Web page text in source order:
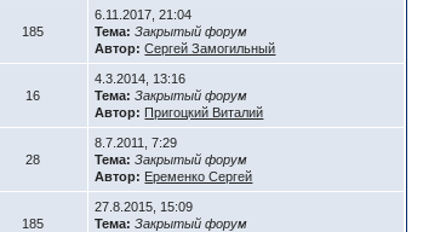
185
6.11.2017, 21:04
Тема: Закрытый форум
Автор: Сергей Замогильный
16
4.3.2014, 13:16
Тема: Закрытый форум
Автор: Пригоцкий Виталий
28
8.7.2011, 7:29
Тема: Закрытый форум
Автор: Еременко Сергей
185
27.8.2015, 15:09
Тема: Закрытый форум